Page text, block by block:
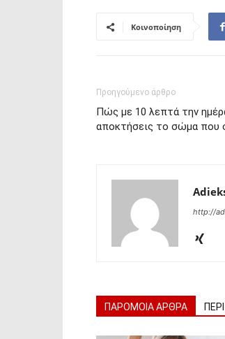
Κοινοποίηση
Προηγούμενο άρθρο
Πώς με 10 λεπτά την
αποκτήσεις το σώμα που
http://
ΠΑΡΟΜΟΙΑ ΑΡΘΡΑ